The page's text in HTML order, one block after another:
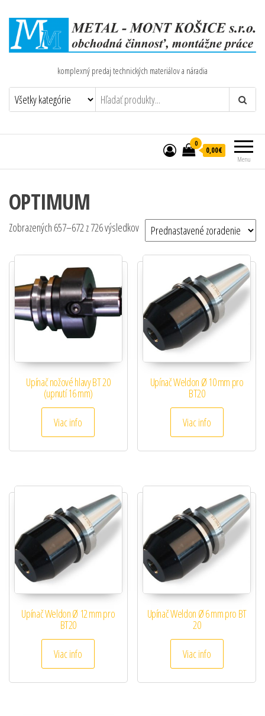
komplexný predaj technických materiálov a náradia
Menu
0
0,00€
OPTIMUM
Zobrazených 657–672 z 726 výsledkov
Upínač nožové hlavy BT 20
(upnutí 16 mm)
Viac info
Upínač Weldon Ø 10 mm pro
BT20
Viac info
Upínač Weldon Ø 12 mm pro
BT20
Viac info
Upínač Weldon Ø 6 mm pro BT
20
Viac info